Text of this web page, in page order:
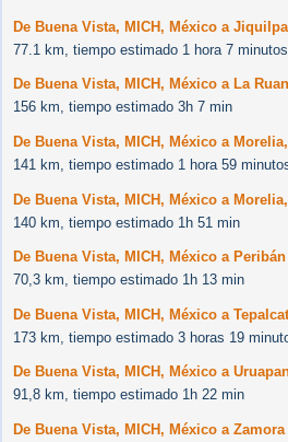
De Buena Vista, MICH, México a
77.1 km, tiempo estimado 1 hora 7 minutos
De Buena Vista, MICH, México a La
156 km, tiempo estimado 3h 7 min
De Buena Vista, MICH, México a
141 km, tiempo estimado 1 hora 59
De Buena Vista, MICH, México a
140 km, tiempo estimado 1h 51 min
De Buena Vista, MICH, México a
70,3 km, tiempo estimado 1h 13 min
De Buena Vista, MICH, México a
173 km, tiempo estimado 3 horas 19
De Buena Vista, MICH, México a
91,8 km, tiempo estimado 1h 22 min
De Buena Vista, MICH, México a